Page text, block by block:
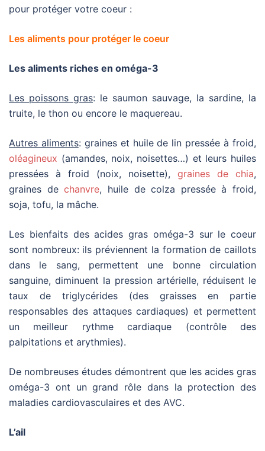
pour protéger votre coeur :
Les aliments pour protéger le coeur
Les aliments riches en oméga-3
Les poissons gras: le saumon sauvage, la sardine, la
truite, le thon ou encore le maquereau.
Autres aliments: graines et huile de lin pressée à froid,
oléagineux (amandes, noix, noisettes…) et leurs huiles
pressées à froid (noix, noisette), graines de chia,
graines dechanvre, huile de colza pressée à froid,
soja, tofu, la mâche.
Les bienfaits des acides gras oméga-3 sur le coeur
sont nombreux: ils préviennent la formation de caillots
dans le sang, permettent une bonne circulation
sanguine, diminuent la pression artérielle, réduisent le
taux de triglycérides (des graisses en partie
responsables des attaques cardiaques) et permettent
un meilleur rythme cardiaque (contrôle des
palpitations et arythmies).
De nombreuses études démontrent que les acides gras
oméga-3 ont un grand rôle dans la protection des
maladies cardiovasculaires et des AVC.
L’ail